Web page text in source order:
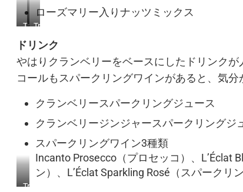
ローズマリー入りナッツミックス
Trader
Cranberry
Chévre
Goat
Cheese
with
crushed
pistachios;
on
platter
and
Trader
Parmigiano
Reggiano
Aged
40
in
broken
pieces
and
a
couple
with
ドリンク
やはりクランベリーをベースにしたドリンク
コールもスパークリングワインがあると、気分
クランベリースパークリングジュース
クランベリージンジャースパークリングジ
スパークリングワイン3種類
Incanto Prosecco（プロセッコ）、L’Éclat
ン）、L’Éclat Sparkling Rosé（スパークリ
Trader